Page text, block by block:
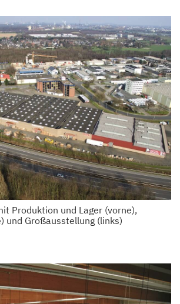
Produktion und Lager (vorne),
und Großausstellung (links)